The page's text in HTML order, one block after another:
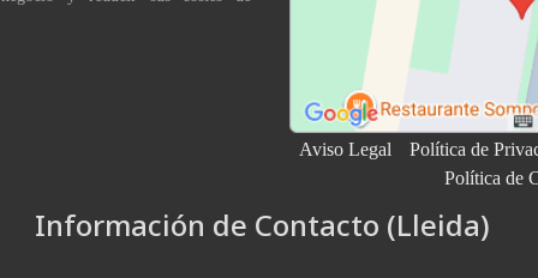
Aviso Legal
Política de
Política de
Información de Contacto (Lleida)